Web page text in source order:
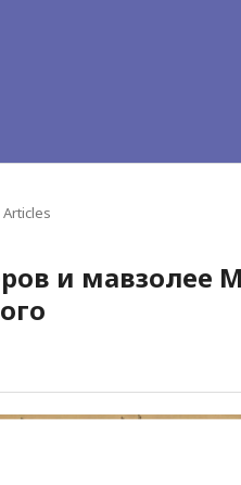
Articles
и мавзолее